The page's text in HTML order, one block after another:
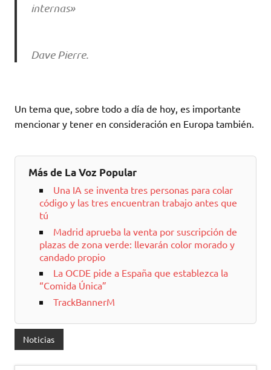
internas»
Dave Pierre.
Un tema que, sobre todo a día de hoy, es importante
mencionar y tener en consideración en Europa también.
Más de La Voz Popular
Una IA se inventa tres personas para colar
código y las tres encuentran trabajo antes que
tú
Madrid aprueba la venta por suscripción de
plazas de zona verde: llevarán color morado y
candado propio
La OCDE pide a España que establezca la
“Comida Única”
TrackBannerM
Noticias